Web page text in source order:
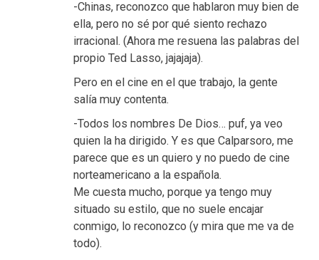
-Chinas, reconozco que hablaron muy bien de
ella, pero no sé por qué siento rechazo
irracional. (Ahora me resuena las palabras del
propio Ted Lasso, jajajaja).
Pero en el cine en el que trabajo, la gente
salía muy contenta.
-Todos los nombres De Dios… puf, ya veo
quien la ha dirigido. Y es que Calparsoro, me
parece que es un quiero y no puedo de cine
norteamericano a la española.
Me cuesta mucho, porque ya tengo muy
situado su estilo, que no suele encajar
conmigo, lo reconozco (y mira que me va de
todo).